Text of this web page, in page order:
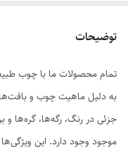
توضیحات
تمام محصولات ما با چوب
به دلیل ماهیت چوب و
جزئی در رنگ، رگه‌ها، گره‌ها
موجود وجود دارد. این